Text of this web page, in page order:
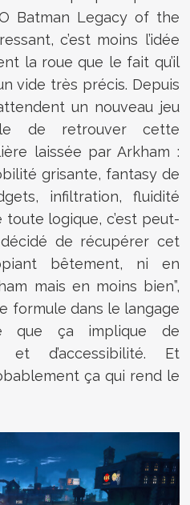
Batman Legacy of the
c’est moins l’idée
la roue que le fait qu’il
vide très précis. Depuis
un nouveau jeu
de retrouver cette
laissée par Arkham :
grisante, fantasy de
infiltration, fluidité
logique, c’est peut-
de récupérer cet
bêtement, ni en
mais en moins bien”,
formule dans le langage
que ça implique de
et d’accessibilité. Et
ça qui rend le